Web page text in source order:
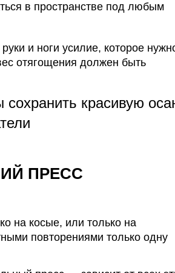
в пространстве под любым
и ноги усилие, которое
отягощения должен быть
красивую
ПРЕСС
на косые, или только на
повторениями только одну